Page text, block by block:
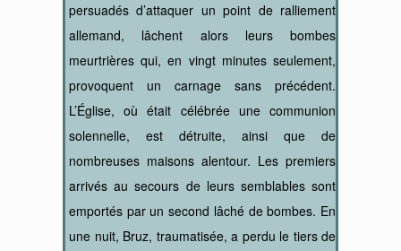
persuadés d’attaquer un point de ralliement
allemand, lâchent alors leurs bombes
meurtrières qui, en vingt minutes seulement,
provoquent un carnage sans précédent.
L’Église, où était célébrée une communion
solennelle, est détruite, ainsi que de
nombreuses maisons alentour. Les premiers
arrivés au secours de leurs semblables sont
emportés par un second lâché de bombes. En
une nuit, Bruz, traumatisée, a perdu le tiers de